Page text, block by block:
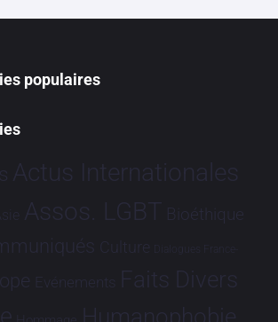
populaires
Actus Internationales
Assos. LGBT Bioéthique
Culture Dialogues France-
Evénements Faits Divers
Humanophobie